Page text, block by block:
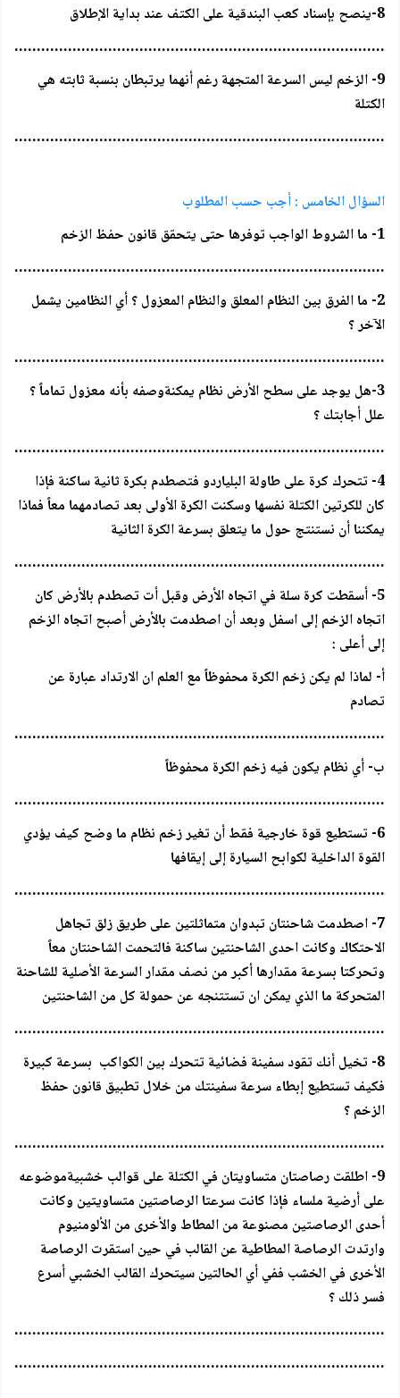
8-ينصح بإسناد كعب البندقية على الكتف عند بداية الإطلاق
9- الزخم ليس السرعة المتجهة رغم أنهما يرتبطان بنسبة ثابته هي
الكتلة
السؤال الخامس : أجب حسب المطلوب
1- ما الشروط الواجب توفرها حتى يتحقق قانون حفظ الزخم
2- ما الفرق بين النظام المعلق والنظام المعزول ؟ أي النظامين يشمل
الآخر ؟
3-هل يوجد على سطح الأرض نظام يمكنةوصفه بأنه معزول تماماً ؟
علل أجابتك ؟
4- تتحرك كرة على طاولة البلياردو فتصطدم بكرة ثانية ساكنة فإذا
كان للكرتين الكتلة نفسها وسكنت الكرة الأولى بعد تصادمهما معاً فماذا
يمكننا أن نستنتج حول ما يتعلق بسرعة الكرة الثانية
5- أسقطت كرة سلة في اتجاه الأرض وقبل أت تصطدم بالأرض كان
اتجاه الزخم إلى اسفل وبعد أن اصطدمت بالأرض أصبح اتجاه الزخم
إلى أعلى :
أ- لماذا لم يكن زخم الكرة محفوظاً مع العلم ان الارتداد عبارة عن
تصادم
ب- أي نظام يكون فيه زخم الكرة محفوظاً
6- تستطيع قوة خارجية فقط أن تغير زخم نظام ما وضح كيف يؤدي
القوة الداخلية لكوابح السيارة إلى إيقافها
7- اصطدمت شاحنتان تبدوان متماثلتين على طريق زلق تجاهل
الاحتكاك وكانت احدى الشاحنتين ساكنة فالتحمت الشاحنتان معاً
وتحركتا بسرعة مقدارها أكبر من نصف مقدار السرعة الأصلية للشاحنة
المتحركة ما الذي يمكن ان تستتنجه عن حمولة كل من الشاحنتين
8- تخيل أنك تقود سفينة فضائية تتحرك بين الكواكب بسرعة كبيرة
فكيف تستطيع إبطاء سرعة سفينتك من خلال تطبيق قانون حفظ
الزخم ؟
9- اطلقت رصاصتان متساويتان في الكتلة على قوالب خشبيةموضوعه
على أرضية ملساء فإذا كانت سرعتا الرصاصتين متساويتين وكانت
أحدى الرصاصتين مصنوعة من المطاط والأخرى من الألومنيوم
وارتدت الرصاصة المطاطية عن القالب في حين استقرت الرصاصة
الأخرى في الخشب ففي أي الحالتين سيتحرك القالب الخشبي أسرع
فسر ذلك ؟